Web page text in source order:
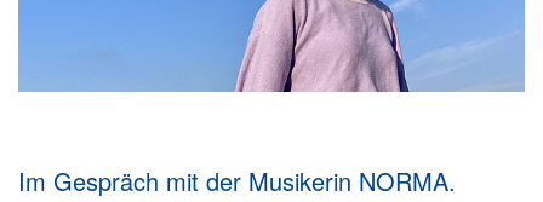
Im Gespräch mit der Musikerin NORMA.